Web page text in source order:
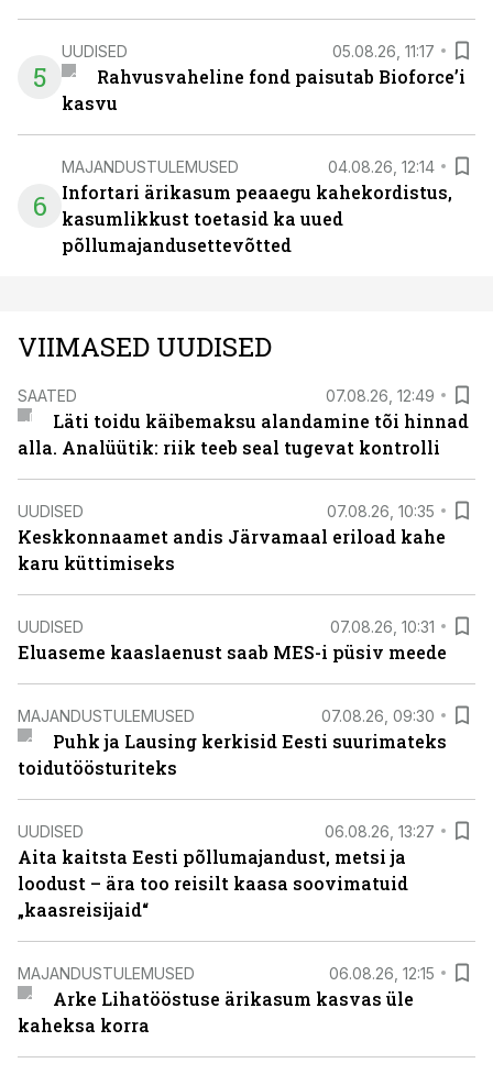
5
UUDISED 05.08.26, 11:17
Rahvusvaheline fond paisutab Bioforce’i
kasvu
6
MAJANDUSTULEMUSED 04.08.26, 12:14
Infortari ärikasum peaaegu kahekordistus,
kasumlikkust toetasid ka uued
põllumajandusettevõtted
VIIMASED UUDISED
SAATED 07.08.26, 12:49
Läti toidu käibemaksu alandamine tõi hinnad
alla. Analüütik: riik teeb seal tugevat kontrolli
UUDISED 07.08.26, 10:35
Keskkonnaamet andis Järvamaal eriload kahe
karu küttimiseks
UUDISED 07.08.26, 10:31
Eluaseme kaaslaenust saab MES-i püsiv meede
MAJANDUSTULEMUSED 07.08.26, 09:30
Puhk ja Lausing kerkisid Eesti suurimateks
toidutöösturiteks
UUDISED 06.08.26, 13:27
Aita kaitsta Eesti põllumajandust, metsi ja
loodust – ära too reisilt kaasa soovimatuid
„kaasreisijaid“
MAJANDUSTULEMUSED 06.08.26, 12:15
Arke Lihatööstuse ärikasum kasvas üle
kaheksa korra